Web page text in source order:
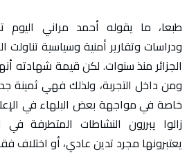
طبعا، ما يقوله أحمد مراني اليوم
ودراسات وتقارير أمنية وسياسية
الجزائر منذ سنوات. لكن قيمة شهادته
ومن داخل التجربة، ولذلك فهي ثمينة
خاصة في مواجهة بعض البلهاء في
زالوا يبررون النشاطات المتطرفة في
يعتبرونها مجرد تدين عادي، أو اختلاف